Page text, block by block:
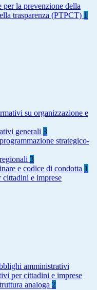
per la prevenzione della
trasparenza (PTPCT) 1
su organizzazione e
generali 3
strategico-
3
e codice di condotta 1
e imprese
amministrativi
per cittadini e imprese
analoga 2